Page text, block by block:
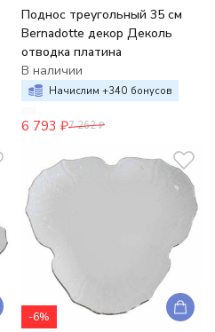
Поднос треугольный 35 см
Bernadotte декор Деколь
отводка платина
В наличии
Начислим +340 бонусов
6 793 ₽7 262 ₽
-6%